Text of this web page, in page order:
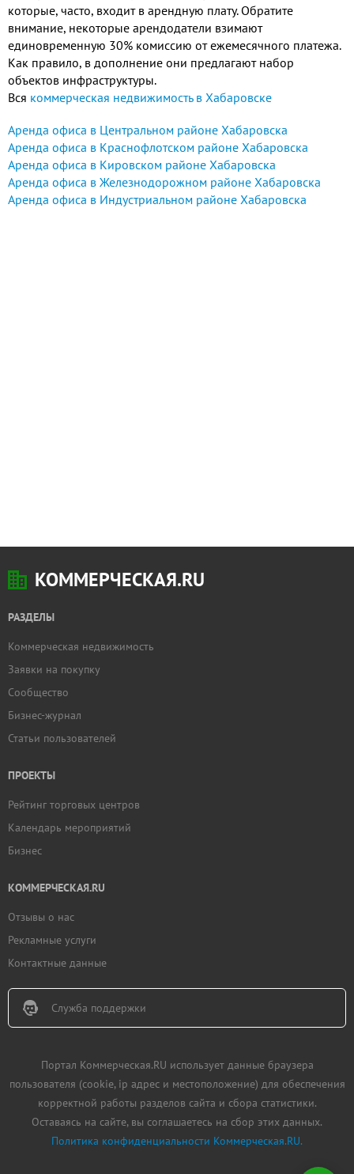
Добавить
которые, часто, входит в арендную плату. Обратите
внимание, некоторые арендодатели взимают
единовременную 30% комиссию от ежемесячного платежа.
Как правило, в дополнение они предлагают набор
объектов инфраструктуры.
Вся коммерческая недвижимость в Хабаровске
Аренда офиса в Центральном районе Хабаровска
Аренда офиса в Краснофлотском районе Хабаровска
Аренда офиса в Кировском районе Хабаровска
Аренда офиса в Железнодорожном районе Хабаровска
Аренда офиса в Индустриальном районе Хабаровска
КОММЕРЧЕСКАЯ.RU
РАЗДЕЛЫ
Коммерческая недвижимость
Заявки на покупку
Сообщество
Бизнес-журнал
Статьи пользователей
ПРОЕКТЫ
Рейтинг торговых центров
Календарь мероприятий
Бизнес
КОММЕРЧЕСКАЯ.RU
Отзывы о нас
Рекламные услуги
Контактные данные
Служба поддержки
Портал Коммерческая.RU использует данные браузера
пользователя (cookie, ip адрес и местоположение) для обеспечения
корректной работы разделов сайта и сбора статистики.
Оставаясь на сайте, вы соглашаетесь на сбор этих данных.
Политика конфиденциальности Коммерческая.RU.